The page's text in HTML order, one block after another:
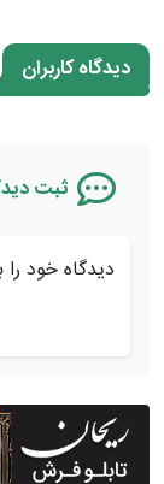
دیدگاه کاربران
ثبت
دیدگاه خود را